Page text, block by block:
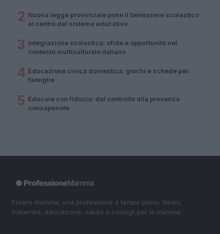
2 Nuova legge provinciale pone il benessere scolastico
al centro del sistema educativo
3 Integrazione scolastica: sfide e opportunità nel
contesto multiculturale italiano
4 Educazione civica domestica: giochi e schede per
famiglie
5 Educare con fiducia: dal controllo alla presenza
consapevole
Essere mamma, una professione a tempo pieno. News,
maternità, educazione, salute e consigli per le mamme.